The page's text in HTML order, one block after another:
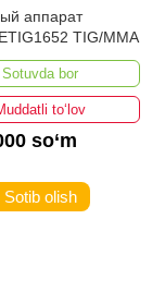
±15%
(MIG)
аппарат
TIG/MMA
Sotuvda bor
to‘lov
so‘m
Sotib olish